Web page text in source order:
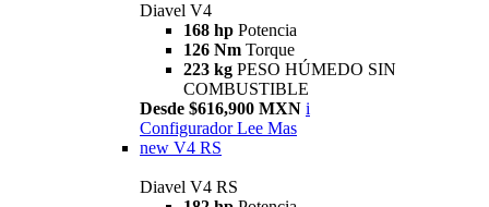
Diavel V4
168 hp Potencia
126 Nm Torque
223 kg PESO HÚMEDO SIN
COMBUSTIBLE
Desde $616,900 MXN i
Configurador Lee Mas
new V4 RS
Diavel V4 RS